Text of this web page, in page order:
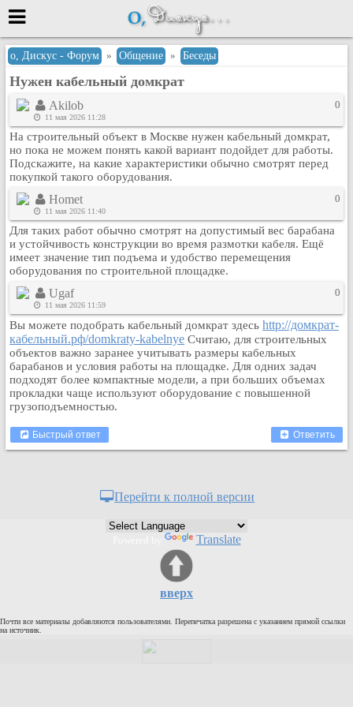
Меню
или войти через
Вход с 7ooo.ru
Регистрация
Забыли пароль?
Данные авторизации одинаковые с
сайтом 7ooo.ru
Форумы
Главная
Поиск
Новые сообщения
Беседы
Игры
Кулинария
Физкультура и спорт
Видео и Кино
Авто. Мото.
Космос
Музыкальный архив
о, Дискус - Форум » Общение » Беседы
Нужен кабельный домкрат
Akilob
11 мая 2026 11:28
0
На строительный объект в Москве нужен кабельный домкрат,
но пока не можем понять какой вариант подойдет для работы.
Подскажите, на какие характеристики обычно смотрят перед
покупкой такого оборудования.
Homet
11 мая 2026 11:40
0
Для таких работ обычно смотрят на допустимый вес барабана
и устойчивость конструкции во время размотки кабеля. Ещё
имеет значение тип подъема и удобство перемещения
оборудования по строительной площадке.
Ugaf
11 мая 2026 11:59
0
Вы можете подобрать кабельный домкрат здесь http://домкрат-
кабельный.рф/domkraty-kabelnye Считаю, для строительных
объектов важно заранее учитывать размеры кабельных
барабанов и условия работы на площадке. Для одних задач
подходят более компактные модели, а при больших объемах
прокладки чаще используют оборудование с повышенной
грузоподъемностью.
Быстрый ответ Ответить
Перейти к полной версии
Translate
вверх
Почти все материалы добавляются пользователями. Перепечатка разрешена с указанием прямой ссылки
на источник.